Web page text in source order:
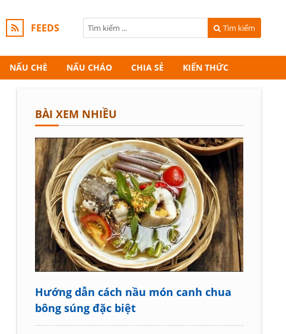
FEEDS Tìm kiếm
NẤU CHÈ NẤU CHÁO CHIA SẺ KIẾN THỨC
BÀI XEM NHIỀU
Hướng dẫn cách nầu món canh chua
bông súng đặc biệt